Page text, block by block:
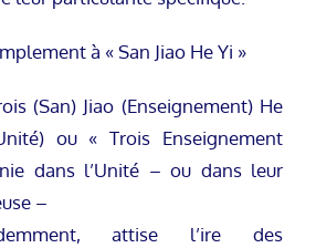
à « San Jiao He Yi »
(San) Jiao (Enseignement) He
ou « Trois Enseignement
dans l’Unité – ou dans leur
–
attise l’ire des